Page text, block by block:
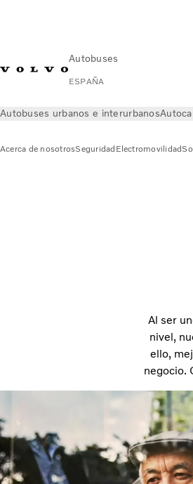
Autobuses
ESPAÑA
Autobuses urbanos e interurbanos
Acerca de nosotrosSeguridad Electromovilidad
Al ser
nivel,
ello,
negocio.